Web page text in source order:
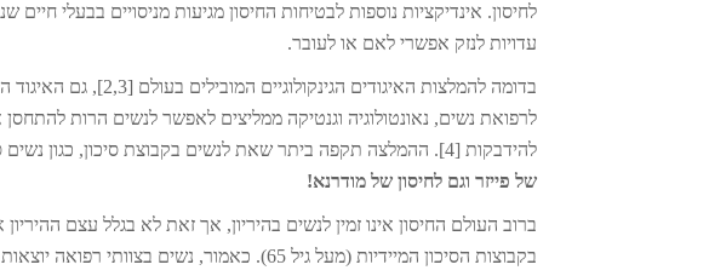
לחיסון. אינדיקציות נוספות לבטיחות החיסון מגיעות מניסויים בבעלי
עדויות לנזק אפשרי לאם או לעובר.
בדומה להמלצות האיגודים
לרפואת נשים, נאונטולוגיה וגנטיקה ממליצים לאפשר לנשים הרות
להידבקות [4]. ההמלצה תקפה ביתר שאת לנשים בקבוצת סיכון, כגון נשים סוכרתיות או עם עודף משקל.
של פייזר וגם לחיסון של מודרנא!
ברוב העולם החיסון אינו זמין לנשים בהיריון, אך זאת לא בגלל עצם
בקבוצות הסיכון המיידיות (מעל גיל 65). כאמור,